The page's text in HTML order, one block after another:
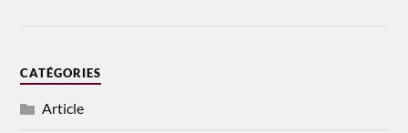
CATÉGORIES
Article